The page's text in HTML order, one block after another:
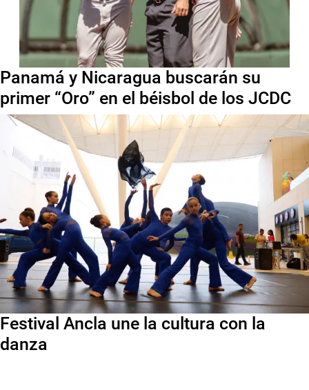
Panamá y Nicaragua buscarán su
primer “Oro” en el béisbol de los JCDC
Festival Ancla une la cultura con la
danza